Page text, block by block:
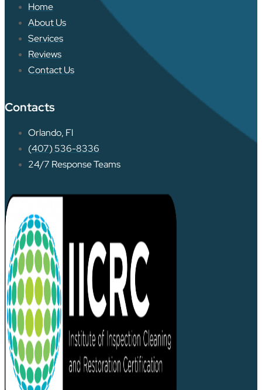
Home
About Us
Services
Reviews
Contact Us
Contacts
Orlando, Fl
(407) 536-8336
24/7 Response Teams